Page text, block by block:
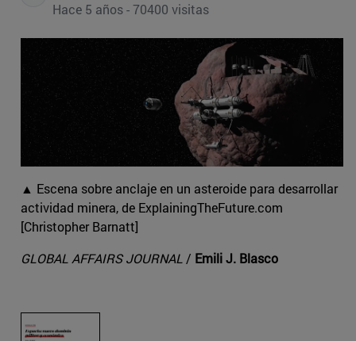
Hace 5 años - 70400 visitas
▲ Escena sobre anclaje en un asteroide para desarrollar
actividad minera, de ExplainingTheFuture.com
[Christopher Barnatt]
GLOBAL AFFAIRS JOURNAL / Emili J. Blasco